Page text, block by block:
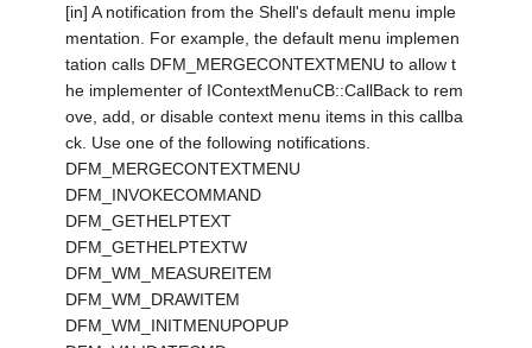
[in] A notification from the Shell's default menu imple
mentation. For example, the default menu implemen
tation calls DFM_MERGECONTEXTMENU to allow t
he implementer of IContextMenuCB::CallBack to rem
ove, add, or disable context menu items in this callba
ck. Use one of the following notifications.
DFM_MERGECONTEXTMENU
DFM_INVOKECOMMAND
DFM_GETHELPTEXT
DFM_GETHELPTEXTW
DFM_WM_MEASUREITEM
DFM_WM_DRAWITEM
DFM_WM_INITMENUPOPUP